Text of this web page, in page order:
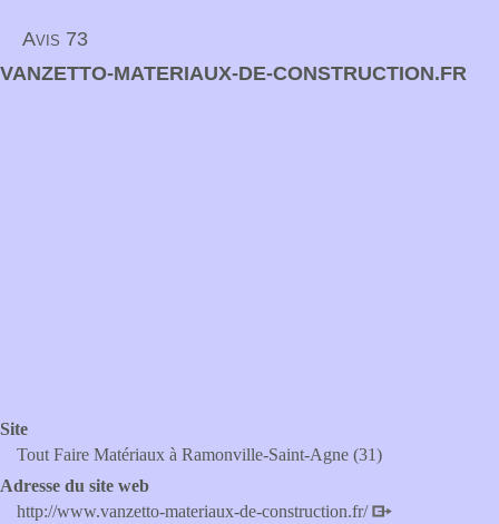
Avis 73
VANZETTO-MATERIAUX-DE-CONSTRUCTION.FR
Site
Tout Faire Matériaux à Ramonville-Saint-Agne (31)
Adresse du site web
http://www.vanzetto-materiaux-de-construction.fr/